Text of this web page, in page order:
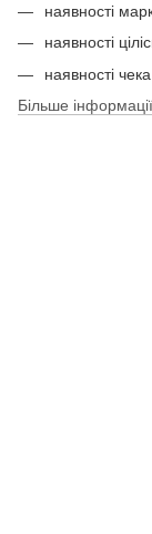
наявності
наявності
наявності
Більше